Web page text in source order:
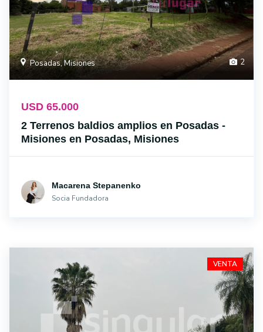
Posadas, Misiones 2
USD 65.000
2 Terrenos baldios amplios en Posadas -
Misiones en Posadas, Misiones
Macarena Stepanenko
Socia Fundadora
VENTA